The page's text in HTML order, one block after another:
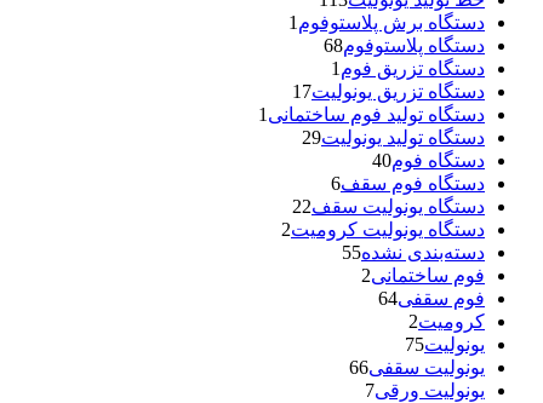
دستگاه برش پلاستوفوم1
دستگاه پلاستوفوم68
دستگاه تزریق فوم1
دستگاه تزریق یونولیت17
دستگاه تولید فوم ساختمانی1
دستگاه تولید یونولیت29
دستگاه فوم40
دستگاه فوم سقف6
دستگاه یونولیت سقف22
دستگاه یونولیت کرومیت2
دسته‌بندی نشده55
فوم ساختمانی2
فوم سقفی64
کرومیت2
یونولیت75
یونولیت سقفی66
یونولیت ورقی7